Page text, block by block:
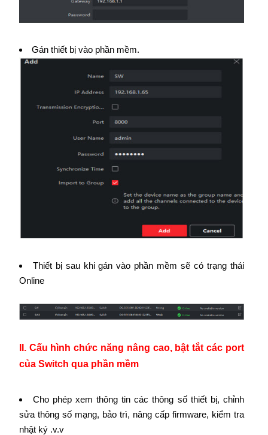
Gán thiết bị vào phần mềm.
Thiết bị sau khi gán vào phần mềm sẽ có trạng thái
Online
II. Cấu hình chức năng nâng cao, bật tắt các port
của Switch qua phần mềm
Cho phép xem thông tin các thông số thiết bị, chỉnh
sửa thông số mạng, bảo trì, nâng cấp firmware, kiểm tra
nhật ký .v.v